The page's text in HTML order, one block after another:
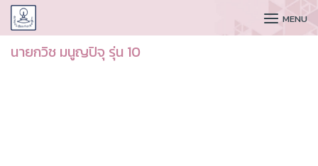
CUDAA MENU
นายกวิช มนูญปิจุ รุ่น 10